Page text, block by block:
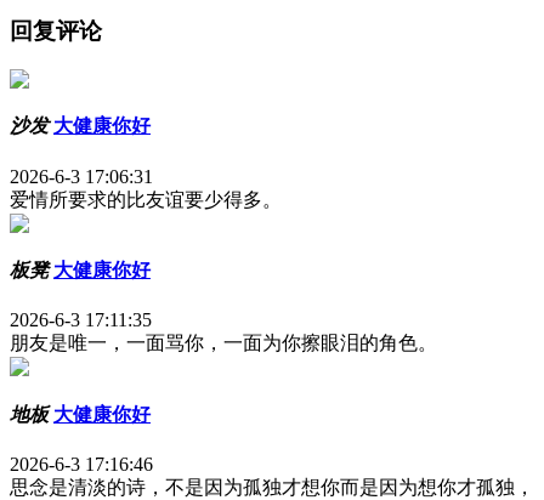
回复评论
沙发 大健康你好
2026-6-3 17:06:31
爱情所要求的比友谊要少得多。
板凳 大健康你好
2026-6-3 17:11:35
朋友是唯一，一面骂你，一面为你擦眼泪的角色。
地板 大健康你好
2026-6-3 17:16:46
思念是清淡的诗，不是因为孤独才想你而是因为想你才孤独，